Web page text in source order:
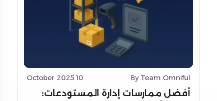
By Team Omniful
10 October 2025
أفضل ممارسات إدارة المستودعات: